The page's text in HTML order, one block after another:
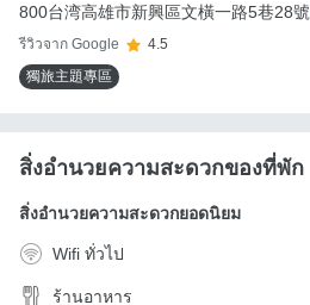
800台湾高雄市新興區文橫一路5巷28號
รีวิวจาก Google
4.5
獨旅主題專區
สิ่งอำนวยความสะดวกของที่พัก
สิ่งอำนวยความสะดวกยอดนิยม
Wifi ทั่วไป
ร้านอาหาร